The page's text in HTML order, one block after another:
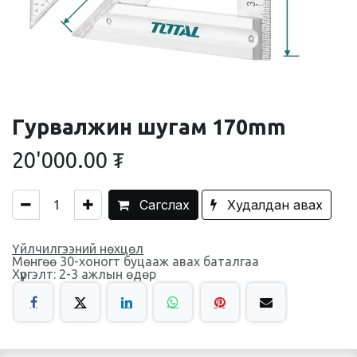
Гурвалжин шугам 170mm
20'000.00 ₮
Сагслах Худалдан авах
Үйлчилгээний нөхцөл
Мөнгөө 30-хоногт буцааж авах баталгаа
Хүргэлт: 2-3 ажлын өдөр